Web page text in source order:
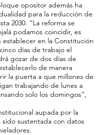
opositor además ha
para la reducción de
2030. “La reforma se
podamos coincidir, es
establecer en la Constitución
días de trabajo el
gozar de dos días de
de manera
la puerta a que millones de
trabajando de lunes a
solo los domingos”,
aupada por la
sido sustentada con datos